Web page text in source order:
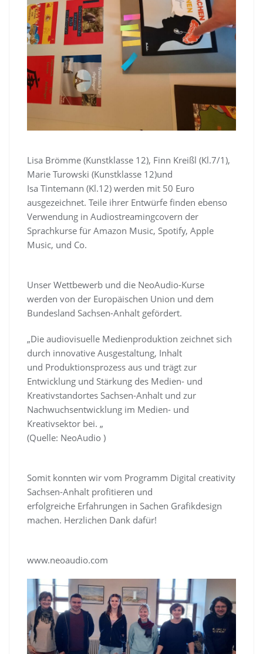
Lisa Brömme (Kunstklasse 12), Finn Kreißl (Kl.7/1),
Marie Turowski (Kunstklasse 12)und
Isa Tintemann (Kl.12) werden mit 50 Euro
ausgezeichnet. Teile ihrer Entwürfe finden ebenso
Verwendung in Audiostreamingcovern der
Sprachkurse für Amazon Music, Spotify, Apple
Music, und Co.
Unser Wettbewerb und die NeoAudio-Kurse
werden von der Europäischen Union und dem
Bundesland Sachsen-Anhalt gefördert.
„Die audiovisuelle Medienproduktion zeichnet sich
durch innovative Ausgestaltung, Inhalt
und Produktionsprozess aus und trägt zur
Entwicklung und Stärkung des Medien- und
Kreativstandortes Sachsen-Anhalt und zur
Nachwuchsentwicklung im Medien- und
Kreativsektor bei. „
(Quelle: NeoAudio )
Somit konnten wir vom Programm Digital creativity
Sachsen-Anhalt profitieren und
erfolgreiche Erfahrungen in Sachen Grafikdesign
machen. Herzlichen Dank dafür!
www.neoaudio.com